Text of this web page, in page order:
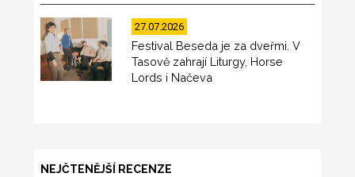
27.07.2026
Festival Beseda je za dveřmi. V
Tasově zahrají Liturgy, Horse
Lords i Načeva
NEJČTENĚJŠÍ RECENZE